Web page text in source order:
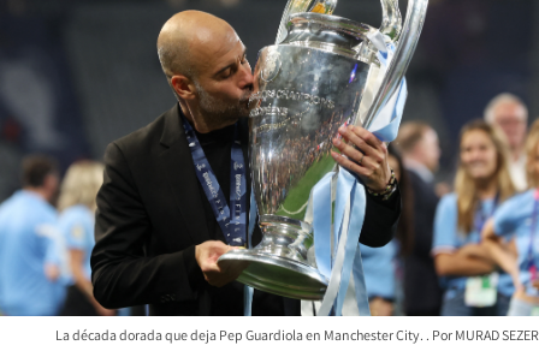
La década dorada que deja Pep Guardiola en Manchester City. MURAD SEZER